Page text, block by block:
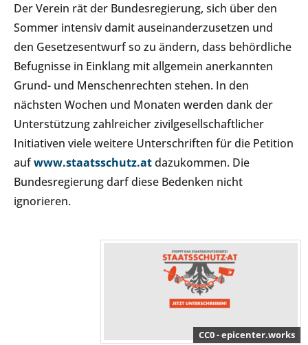
Der Verein rät der Bundesregierung, sich über den
Sommer intensiv damit auseinanderzusetzen und
den Gesetzesentwurf so zu ändern, dass behördliche
Befugnisse in Einklang mit allgemein anerkannten
Grund- und Menschenrechten stehen. In den
nächsten Wochen und Monaten werden dank der
Unterstützung zahlreicher zivilgesellschaftlicher
Initiativen viele weitere Unterschriften für die Petition
aufwww.staatsschutz.atdazukommen. Die
Bundesregierung darf diese Bedenken nicht
ignorieren.
CC0 - epicenter.works